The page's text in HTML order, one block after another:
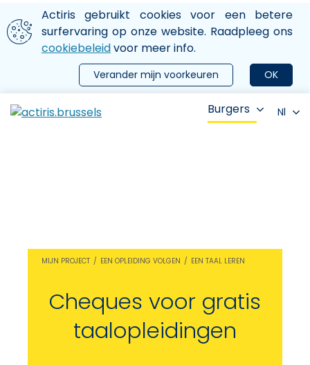
Aller au contenu principal
We gebruiken cookies
Actiris gebruikt cookies voor een betere
surfervaring op onze website. Raadpleeg ons
cookiebeleidvoor meer info.
OK
Verander mijn voorkeuren
le menu
Burgers Nl
MIJN PROJECT EEN OPLEIDING VOLGEN EEN TAAL LEREN
Cheques voor gratis
taalopleidingen